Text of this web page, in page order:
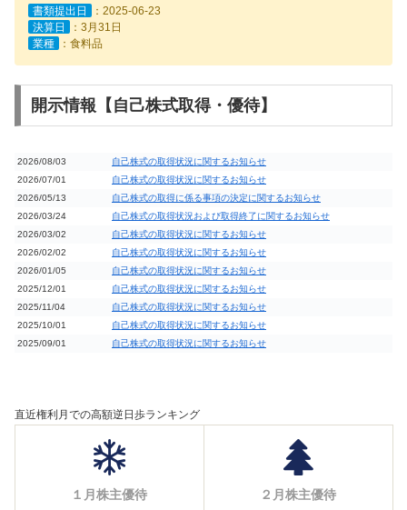
書類提出日
：2025-06-23
決算日
：3月31日
業種
：食料品
開示情報【自己株式取得・優待】
2026/08/03
自己株式の取得状況に関するお知らせ
2026/07/01
自己株式の取得状況に関するお知らせ
2026/05/13
自己株式の取得に係る事項の決定に関するお知らせ
2026/03/24
自己株式の取得状況および取得終了に関するお知らせ
2026/03/02
自己株式の取得状況に関するお知らせ
2026/02/02
自己株式の取得状況に関するお知らせ
2026/01/05
自己株式の取得状況に関するお知らせ
2025/12/01
自己株式の取得状況に関するお知らせ
2025/11/04
自己株式の取得状況に関するお知らせ
2025/10/01
自己株式の取得状況に関するお知らせ
2025/09/01
自己株式の取得状況に関するお知らせ
直近権利月での高額逆日歩ランキング
１月株主優待 ２月株主優待